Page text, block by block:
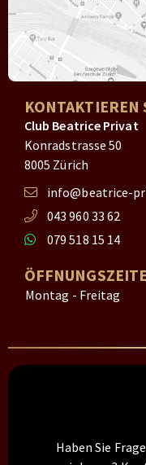
KONTAKTIEREN
Club Beatrice Privat
Konradstrasse 50
8005 Zürich
info@beatrice-
043 960 33 62
079 518 15 14
Montag - Freitag
Haben Sie